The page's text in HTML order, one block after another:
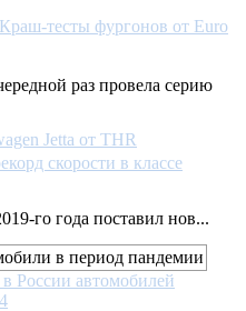
Краш-тесты фургонов от Euro
раз провела серию
Jetta от THR
скорости в классе
го года поставил нов...
России автомобилей